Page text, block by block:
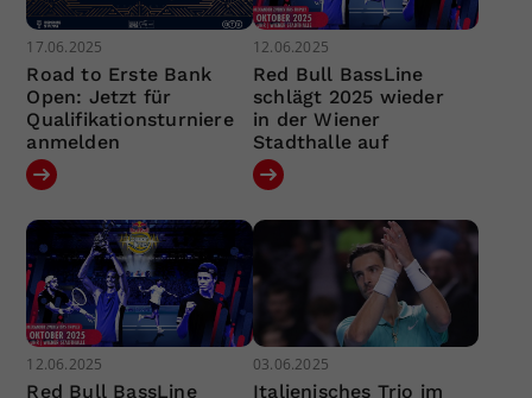
17.06.2025
Road to Erste Bank
Open: Jetzt für
Qualifikationsturniere
anmelden
12.06.2025
Red Bull BassLine
schlägt 2025 wieder
in der Wiener
Stadthalle auf
12.06.2025
Red Bull BassLine
03.06.2025
Italienisches Trio im